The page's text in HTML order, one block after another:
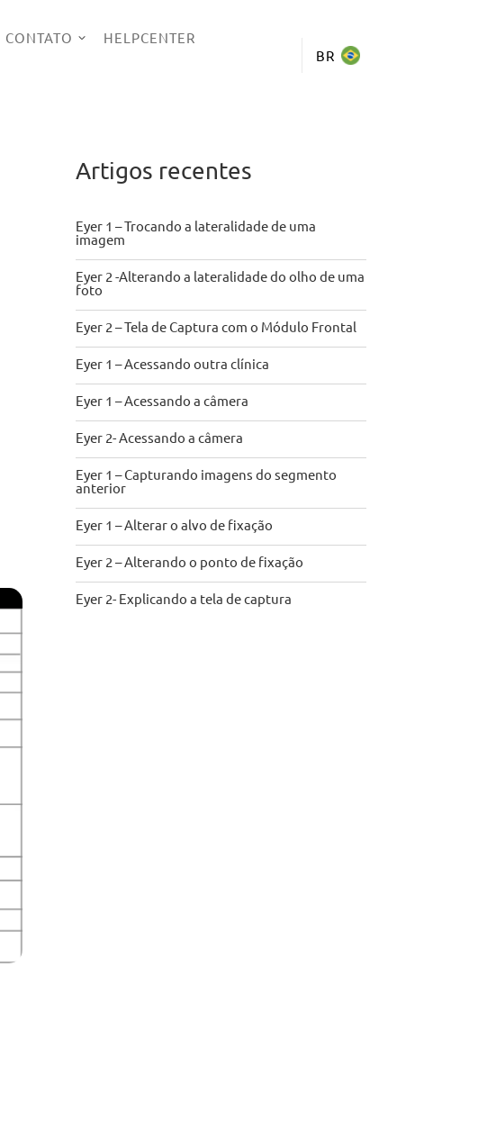
CONTATO HELPCENTER
BR
Artigos recentes
Eyer 1 – Trocando a lateralidade de uma
imagem
Eyer 2 -Alterando a lateralidade do olho de uma
foto
Eyer 2 – Tela de Captura com o Módulo Frontal
Eyer 1 – Acessando outra clínica
Eyer 1 – Acessando a câmera
Eyer 2- Acessando a câmera
Eyer 1 – Capturando imagens do segmento
anterior
Eyer 1 – Alterar o alvo de fixação
Eyer 2 – Alterando o ponto de fixação
Eyer 2- Explicando a tela de captura